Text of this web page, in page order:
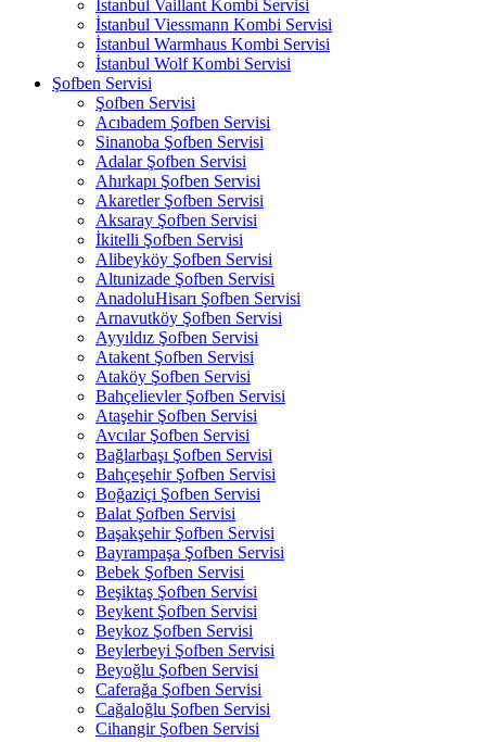
İstanbul Vaillant Kombi Servisi
İstanbul Viessmann Kombi Servisi
İstanbul Warmhaus Kombi Servisi
İstanbul Wolf Kombi Servisi
Şofben Servisi
Şofben Servisi
Acıbadem Şofben Servisi
Sinanoba Şofben Servisi
Adalar Şofben Servisi
Ahırkapı Şofben Servisi
Akaretler Şofben Servisi
Aksaray Şofben Servisi
İkitelli Şofben Servisi
Alibeyköy Şofben Servisi
Altunizade Şofben Servisi
AnadoluHisarı Şofben Servisi
Arnavutköy Şofben Servisi
Ayyıldız Şofben Servisi
Atakent Şofben Servisi
Ataköy Şofben Servisi
Bahçelievler Şofben Servisi
Ataşehir Şofben Servisi
Avcılar Şofben Servisi
Bağlarbaşı Şofben Servisi
Bahçeşehir Şofben Servisi
Boğaziçi Şofben Servisi
Balat Şofben Servisi
Başakşehir Şofben Servisi
Bayrampaşa Şofben Servisi
Bebek Şofben Servisi
Beşiktaş Şofben Servisi
Beykent Şofben Servisi
Beykoz Şofben Servisi
Beylerbeyi Şofben Servisi
Beyoğlu Şofben Servisi
Caferağa Şofben Servisi
Cağaloğlu Şofben Servisi
Cihangir Şofben Servisi